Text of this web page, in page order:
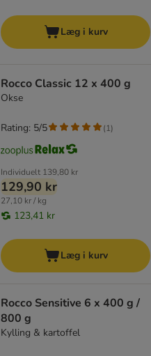
Læg i kurv
Rocco Classic 12 x 400 g
Okse
Individuelt 139,80 kr
129,90 kr
27,10 kr / kg
123,41 kr
Rating: 5/5 (1)
Læg i kurv
Rocco Sensitive 6 x 400 g /
800 g
Kylling & kartoffel